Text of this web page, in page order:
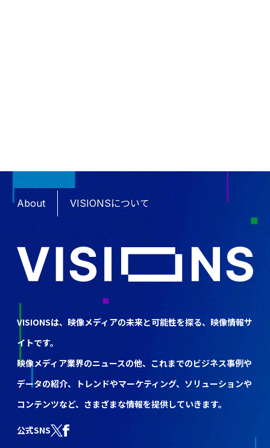
About VISIONSについて
VISIONSは、映像メディアの未来と可能性を探る、映像情報サ
イトです。
映像メディア業界のニュースの他、これまでのビジネス事例や
データの紹介、トレンドやマーケティング、ソリューションや
コンテンツなど、さまざまな情報を提供していきます。
公式SNS